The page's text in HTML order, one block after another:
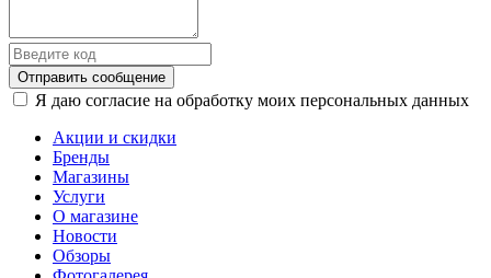
Отправить сообщение
Я даю согласие на обработку моих персональных данных
Акции и скидки
Бренды
Магазины
Услуги
О магазине
Новости
Обзоры